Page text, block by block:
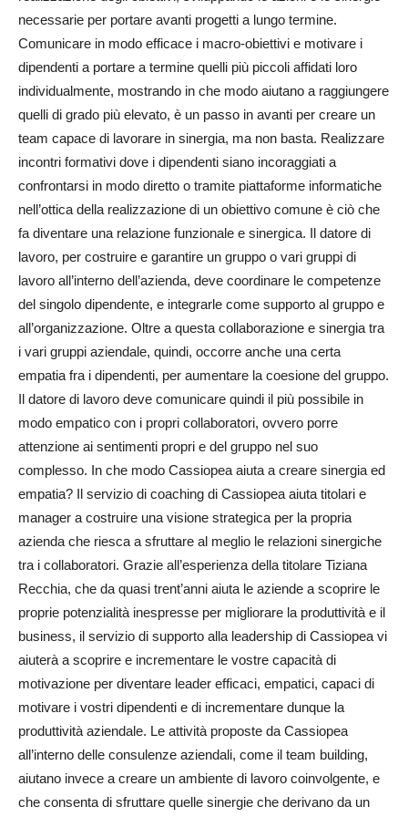
necessarie per portare avanti progetti a lungo termine.
Comunicare in modo efficace i macro-obiettivi e motivare i
dipendenti a portare a termine quelli più piccoli affidati loro
individualmente, mostrando in che modo aiutano a raggiungere
quelli di grado più elevato, è un passo in avanti per creare un
team capace di lavorare in sinergia, ma non basta. Realizzare
incontri formativi dove i dipendenti siano incoraggiati a
confrontarsi in modo diretto o tramite piattaforme informatiche
nell’ottica della realizzazione di un obiettivo comune è ciò che
fa diventare una relazione funzionale e sinergica. Il datore di
lavoro, per costruire e garantire un gruppo o vari gruppi di
lavoro all’interno dell’azienda, deve coordinare le competenze
del singolo dipendente, e integrarle come supporto al gruppo e
all’organizzazione. Oltre a questa collaborazione e sinergia tra
i vari gruppi aziendale, quindi, occorre anche una certa
empatia fra i dipendenti, per aumentare la coesione del gruppo.
Il datore di lavoro deve comunicare quindi il più possibile in
modo empatico con i propri collaboratori, ovvero porre
attenzione ai sentimenti propri e del gruppo nel suo
complesso. In che modo Cassiopea aiuta a creare sinergia ed
empatia? Il servizio di coaching di Cassiopea aiuta titolari e
manager a costruire una visione strategica per la propria
azienda che riesca a sfruttare al meglio le relazioni sinergiche
tra i collaboratori. Grazie all’esperienza della titolare Tiziana
Recchia, che da quasi trent’anni aiuta le aziende a scoprire le
proprie potenzialità inespresse per migliorare la produttività e il
business, il servizio di supporto alla leadership di Cassiopea vi
aiuterà a scoprire e incrementare le vostre capacità di
motivazione per diventare leader efficaci, empatici, capaci di
motivare i vostri dipendenti e di incrementare dunque la
produttività aziendale. Le attività proposte da Cassiopea
all’interno delle consulenze aziendali, come il team building,
aiutano invece a creare un ambiente di lavoro coinvolgente, e
che consenta di sfruttare quelle sinergie che derivano da un